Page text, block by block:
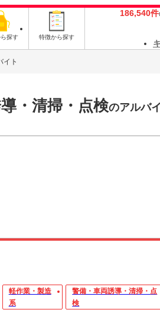
探す 特徴から探す
186,540件
イト
・清掃・点検のアルバ
軽作業・製造
系
警備・車両誘導・清掃・点
検